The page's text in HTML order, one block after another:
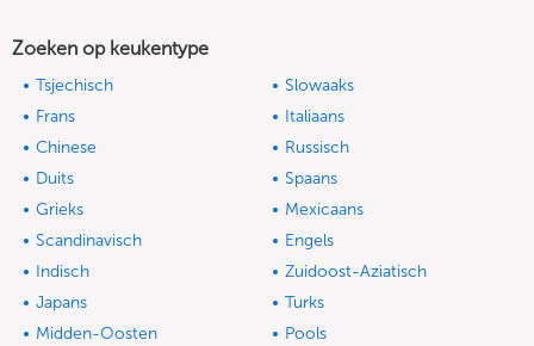
Zoeken op keukentype
Tsjechisch
Slowaaks
Frans
Italiaans
Chinese
Russisch
Duits
Spaans
Grieks
Mexicaans
Scandinavisch
Engels
Indisch
Zuidoost-Aziatisch
Japans
Turks
Midden-Oosten
Pools